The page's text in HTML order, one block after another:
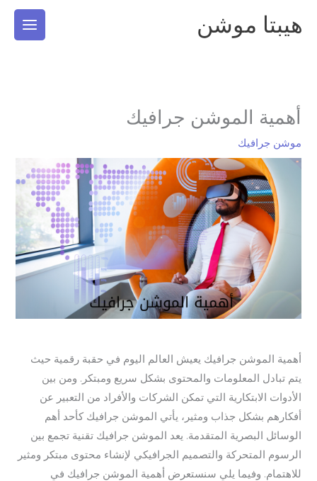
هيبتا موشن
أهمية الموشن جرافيك
موشن جرافيك
أهمية الموشن جرافيك يعيش العالم اليوم في حقبة رقمية حيث
يتم تبادل المعلومات والمحتوى بشكل سريع ومبتكر. ومن بين
الأدوات الابتكارية التي تمكن الشركات والأفراد من التعبير عن
أفكارهم بشكل جذاب ومثير، يأتي الموشن جرافيك كأحد أهم
الوسائل البصرية المتقدمة. يعد الموشن جرافيك تقنية تجمع بين
الرسوم المتحركة والتصميم الجرافيكي لإنشاء محتوى مبتكر ومثير
للاهتمام. وفيما يلي سنستعرض أهمية الموشن جرافيك في